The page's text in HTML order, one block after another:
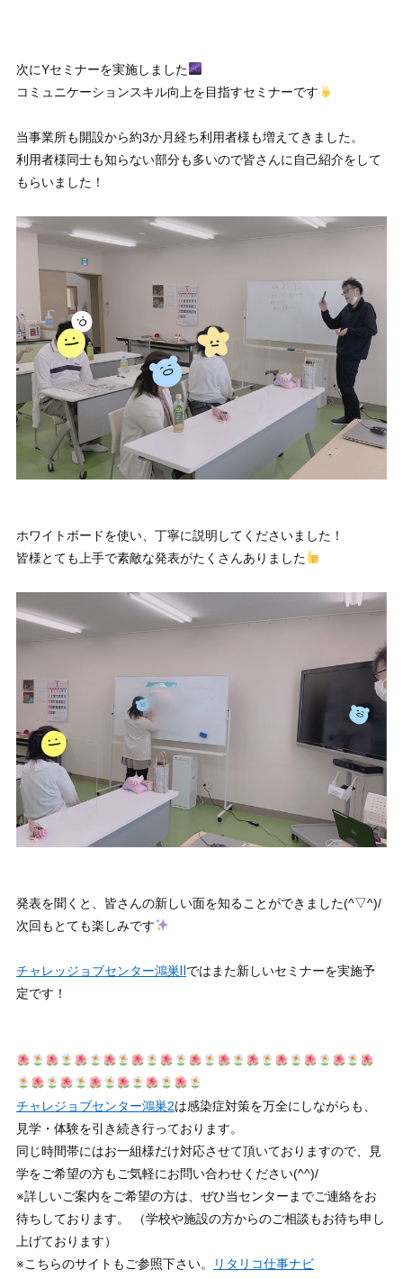
次にYセミナーを実施しました
コミュニケーションスキル向上を目指すセミナーです
当事業所も開設から約3か月経ち利用者様も増えてきました。
利用者様同士も知らない部分も多いので皆さんに自己紹介をして
もらいました！
ホワイトボードを使い、丁寧に説明してくださいました！
皆様とても上手で素敵な発表がたくさんありました
発表を聞くと、皆さんの新しい面を知ることができました(^▽^)/
次回もとても楽しみです
チャレッジョブセンター鴻巣Ⅱ ではまた新しいセミナーを実施予
定です！
チャレジョブセンター鴻巣2は感染症対策を万全にしながらも、
見学・体験を引き続き行っております。
同じ時間帯にはお一組様だけ対応させて頂いておりますので、見
学をご希望の方もご気軽にお問い合わせください(^^)/
※詳しいご案内をご希望の方は、ぜひ当センターまでご連絡をお
待ちしております。 （学校や施設の方からのご相談もお待ち申し
上げております）
※こちらのサイトもご参照下さい。
リタリコ仕事ナビ